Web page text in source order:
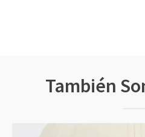
También